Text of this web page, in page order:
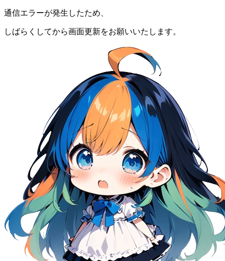
通信エラーが発生したため、
しばらくしてから画面更新をお願いいたします。